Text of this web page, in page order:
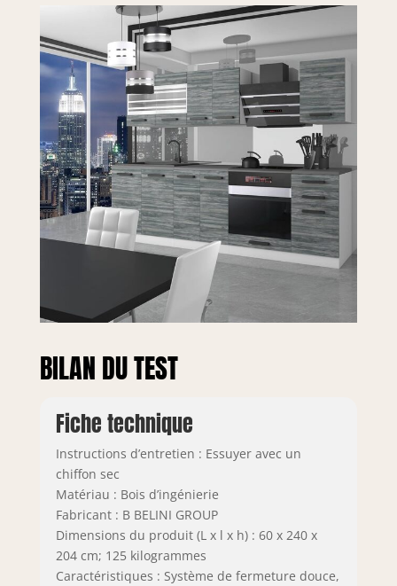
avec revêtement
galvanique pour
une grande
résistance et un
design moderne.
Les pieds réglables
en hauteur
compensent les
irrégularités du sol
et assurent une
stabilité optimale.
BILAN DU TEST
Fiche technique
Instructions d’entretien : Essuyer avec un
chiffon sec
Matériau : Bois d’ingénierie
Fabricant : B BELINI GROUP
Dimensions du produit (L x l x h) : 60 x 240 x
204 cm; 125 kilogrammes
Caractéristiques : Système de fermeture douce,